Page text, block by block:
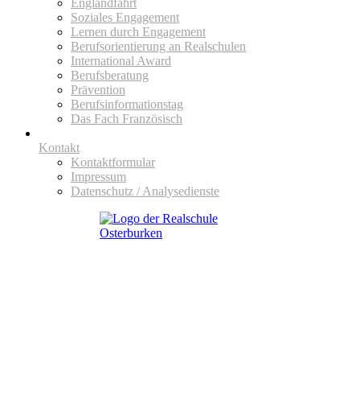
Englandfahrt
Soziales Engagement
Lernen durch Engagement
Berufsorientierung an Realschulen
International Award
Berufsberatung
Prävention
Berufsinformationstag
Das Fach Französisch
Kontakt
Kontaktformular
Impressum
Datenschutz / Analysedienste